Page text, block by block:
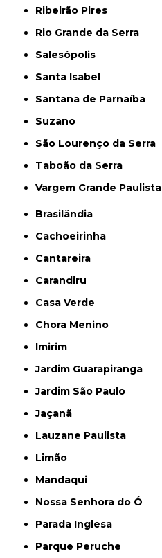
Ribeirão Pires
Rio Grande da Serra
Salesópolis
Santa Isabel
Santana de Parnaíba
Suzano
São Lourenço da Serra
Taboão da Serra
Vargem Grande Paulista
Brasilândia
Cachoeirinha
Cantareira
Carandiru
Casa Verde
Chora Menino
Imirim
Jardim Guarapiranga
Jardim São Paulo
Jaçanã
Lauzane Paulista
Limão
Mandaqui
Nossa Senhora do Ó
Parada Inglesa
Parque Peruche